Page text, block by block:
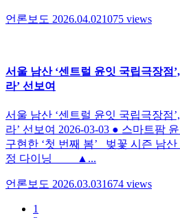
언론보도 2026.04.021075 views
서울 남산 ‘센트럴 윤잇 국립극장점
라’ 선보여
서울 남산 ‘센트럴 윤잇 국립극장점
라’ 선보여 2026-03-03 ● 스마트팜
구현한 ‘첫 번째 봄’ 벚꽃 시즌 남
정 다이닝 ▲...
언론보도 2026.03.031674 views
1